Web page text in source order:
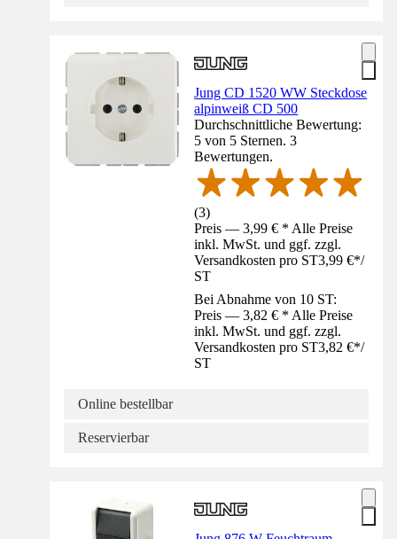
Jung CD 1520 WW Steckdose
alpinweiß CD 500
Durchschnittliche Bewertung:
5 von 5 Sternen. 3
Bewertungen.
(3)
Preis — 3,99 € * Alle Preise
inkl. MwSt. und ggf. zzgl.
Versandkosten pro ST3,99 €*/
ST
Bei Abnahme von 10 ST:
Preis — 3,82 € * Alle Preise
inkl. MwSt. und ggf. zzgl.
Versandkosten pro ST3,82 €*/
ST
Online bestellbar
Reservierbar